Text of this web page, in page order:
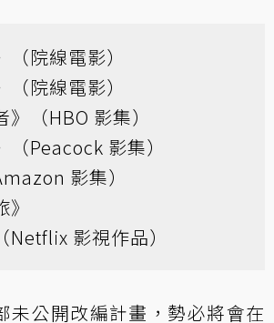
（院線電影）
（院線電影）
》（HBO 影集）
（Peacock 影集）
影集）
Netflix 影視作品）
未公開改編計畫，勢必將會在